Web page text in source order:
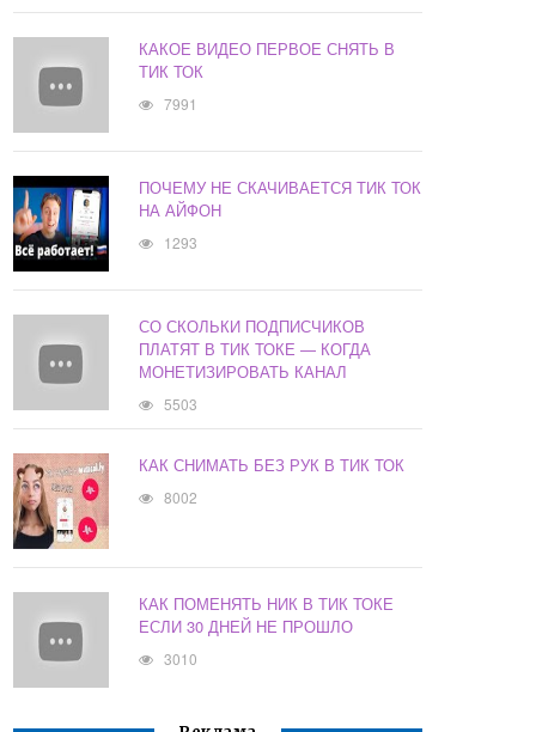
КАКОЕ ВИДЕО ПЕРВОЕ СНЯТЬ В
ТИК ТОК
7991
ПОЧЕМУ НЕ СКАЧИВАЕТСЯ ТИК ТОК
НА АЙФОН
1293
СО СКОЛЬКИ ПОДПИСЧИКОВ
ПЛАТЯТ В ТИК ТОКЕ — КОГДА
МОНЕТИЗИРОВАТЬ КАНАЛ
5503
КАК СНИМАТЬ БЕЗ РУК В ТИК ТОК
8002
КАК ПОМЕНЯТЬ НИК В ТИК ТОКЕ
ЕСЛИ 30 ДНЕЙ НЕ ПРОШЛО
3010